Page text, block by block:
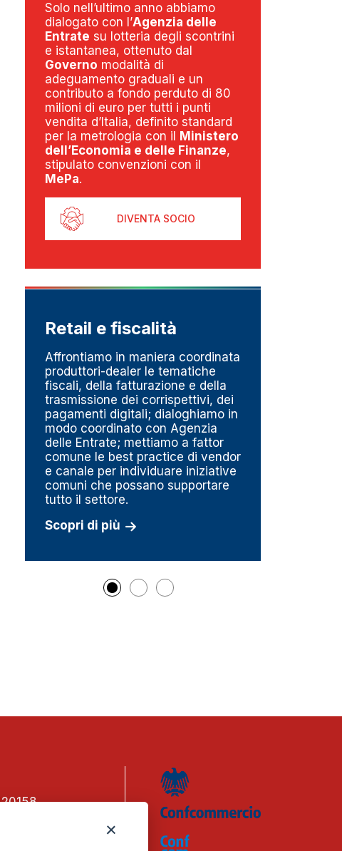
Solo nell’ultimo anno abbiamo
dialogato con l’Agenzia delle
Entrate su lotteria degli scontrini
e istantanea, ottenuto dal
Governo modalità di
adeguamento graduali e un
contributo a fondo perduto di 80
milioni di euro per tutti i punti
vendita d’Italia, definito standard
per la metrologia con il
Ministero
dell’Economia e delle Finanze,
stipulato convenzioni con il
MePa.
DIVENTA SOCIO
Retail e fiscalità
Affrontiamo in maniera coordinata
produttori-dealer le tematiche
fiscali, della fatturazione e della
trasmissione dei corrispettivi, dei
pagamenti digitali; dialoghiamo in
modo coordinato con Agenzia
delle Entrate; mettiamo a fattor
comune le best practice di vendor
e canale per individuare iniziative
comuni che possano supportare
tutto il settore.
Scopri di più